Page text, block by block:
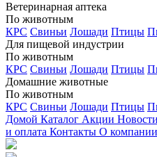
Ветеринарная аптека
По животным
КРС Свиньи Лошади Птицы
Для пищевой индустрии
По животным
КРС Свиньи Лошади Птицы
Домашние животные
По животным
КРС Свиньи Лошади Птицы
Домой Каталог Акции Новости
и оплата Контакты О компании